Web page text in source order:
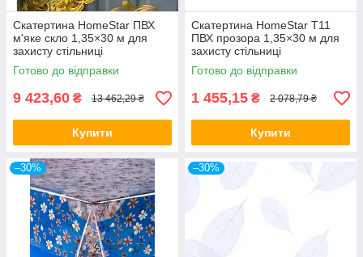
Скатертина HomeStar ПВХ
м'яке скло 1,35×30 м для
захисту стільниці
Готово до відправки
9 423,60 ₴ 13 462,29 ₴
Купити
Скатертина HomeStar T11
ПВХ прозора 1,35×30 м для
захисту стільниці
Готово до відправки
1 455,15 ₴ 2 078,79 ₴
Купити
–30% –30%